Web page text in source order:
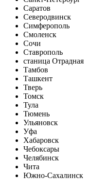
Саратов
Северодвинск
Симферополь
Смоленск
Сочи
Ставрополь
станица Отрадная
Тамбов
Ташкент
Тверь
Томск
Тула
Тюмень
Ульяновск
Уфа
Хабаровск
Чебоксары
Челябинск
Чита
Южно-Сахалинск